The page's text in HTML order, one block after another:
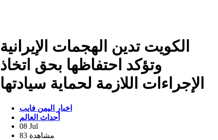
الكويت تدين الهجمات الإيرانية
وتؤكد احتفاظها بحق اتخاذ
الإجراءات اللازمة لحماية سيادتها
اخبار اليمن فايب
أحداث العالم
08 Jul
83 مشاهدة